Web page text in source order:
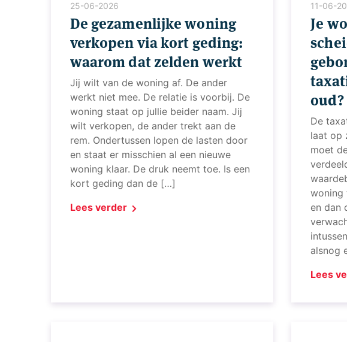
25-06-2026
De gezamenlijke woning
verkopen via kort geding:
waarom dat zelden werkt
Jij wilt van de woning af. De ander
werkt niet mee. De relatie is voorbij. De
woning staat op jullie beider naam. Jij
wilt verkopen, de ander trekt aan de
rem. Ondertussen lopen de lasten door
en staat er misschien al een nieuwe
woning klaar. De druk neemt toe. Is een
kort geding dan de […]
Lees verder
11-06-
Je
oud?
De
laat op
moet
woning
en dan
alsnog
Lees